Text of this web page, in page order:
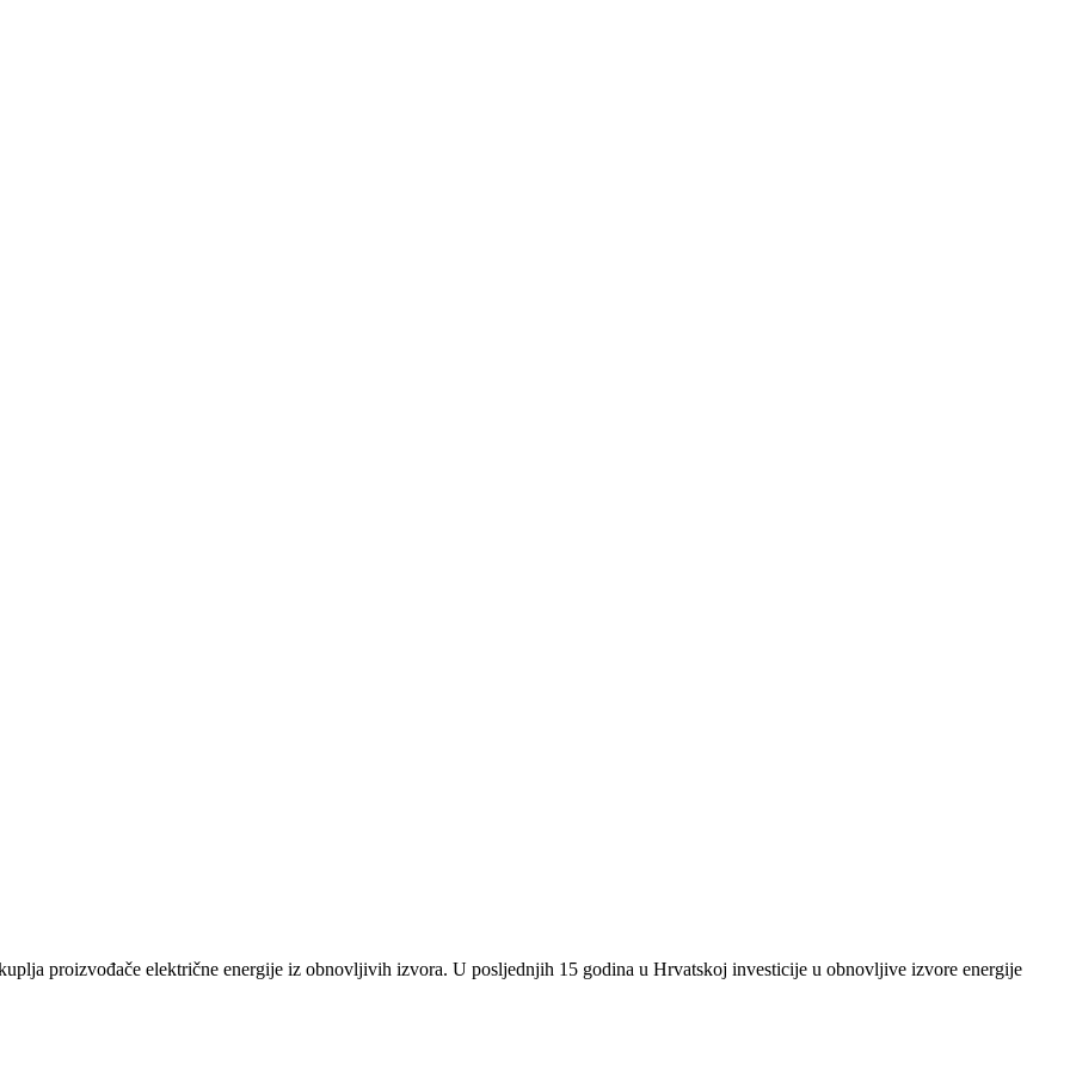
proizvođače električne energije iz obnovljivih izvora. U posljednjih 15 godina u Hrvatskoj investicije u obnovljive izvore energije